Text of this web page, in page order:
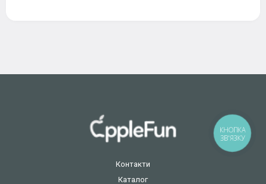
Контакти
Каталог
КНОПКА
ЗВ'ЯЗКУ